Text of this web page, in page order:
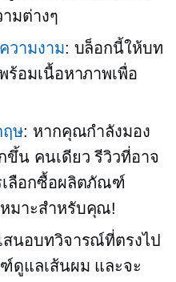
มต่างๆ
วามงาม: บล็อกนี้ให้บท
อมเนื้อหาภาพเพื่อ
ฤษ: หากคุณกำลังมอง
ขึ้น คนเดียว รีวิวที่อาจ
ลือกซื้อผลิตภัณฑ์
มาะสำหรับคุณ!
สนอบทวิจารณ์ที่ตรงไป
ดูแลเส้นผม และจะ